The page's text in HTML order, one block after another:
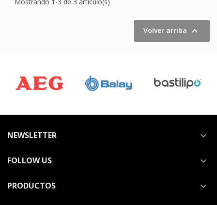
Volver arriba 
NEWSLETTER 
FOLLOW US 
PRODUCTOS 